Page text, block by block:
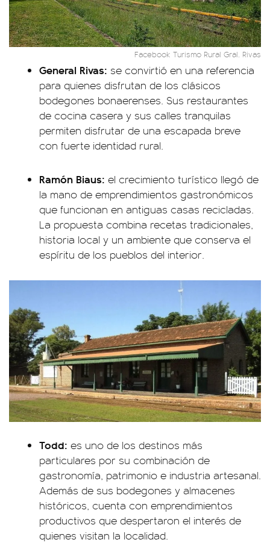
Facebook Turismo Rural Gral. Rivas
General Rivas: se convirtió en una referencia
para quienes disfrutan de los clásicos
bodegones bonaerenses. Sus restaurantes
de cocina casera y sus calles tranquilas
permiten disfrutar de una escapada breve
con fuerte identidad rural.
Ramón Biaus: el crecimiento turístico llegó de
la mano de emprendimientos gastronómicos
que funcionan en antiguas casas recicladas.
La propuesta combina recetas tradicionales,
historia local y un ambiente que conserva el
espíritu de los pueblos del interior.
Todd: es uno de los destinos más
particulares por su combinación de
gastronomía, patrimonio e industria artesanal.
Además de sus bodegones y almacenes
históricos, cuenta con emprendimientos
productivos que despertaron el interés de
quienes visitan la localidad.